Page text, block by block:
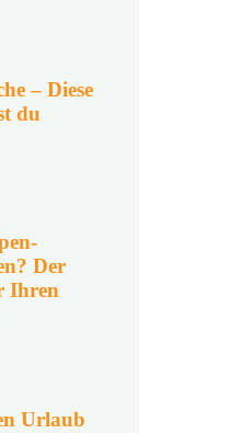
– Diese
du
Der
Ihren
Urlaub